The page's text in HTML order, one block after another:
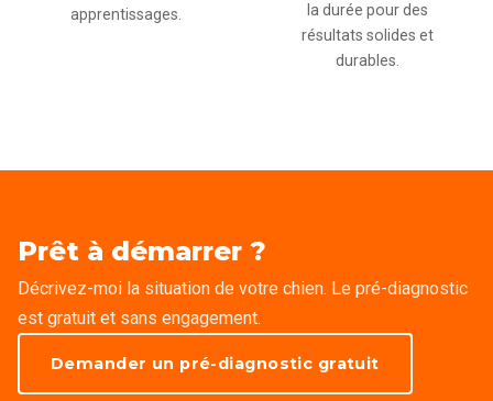
apprentissages.
la durée pour des
résultats solides et
durables.
Prêt à démarrer ?
Décrivez-moi la situation de votre chien. Le pré-diagnostic
est gratuit et sans engagement.
Demander un pré-diagnostic gratuit